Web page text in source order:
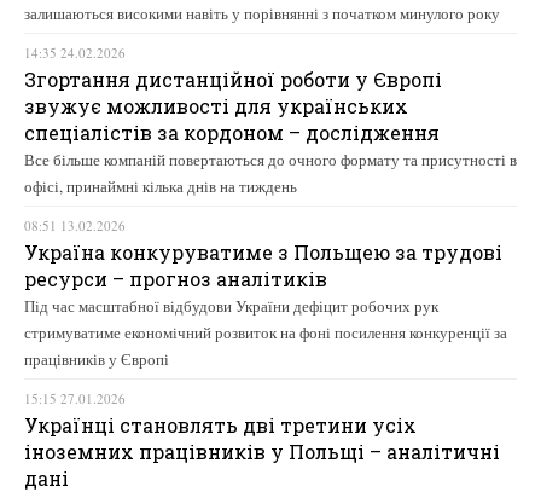
залишаються високими навіть у порівнянні з початком минулого року
14:35 24.02.2026
Згортання дистанційної роботи у Європі
звужує можливості для українських
спеціалістів за кордоном – дослідження
Все більше компаній повертаються до очного формату та присутності в
офісі, принаймні кілька днів на тиждень
08:51 13.02.2026
Україна конкуруватиме з Польщею за трудові
ресурси – прогноз аналітиків
Під час масштабної відбудови України дефіцит робочих рук
стримуватиме економічний розвиток на фоні посилення конкуренції за
працівників у Європі
15:15 27.01.2026
Українці становлять дві третини усіх
іноземних працівників у Польщі – аналітичні
дані